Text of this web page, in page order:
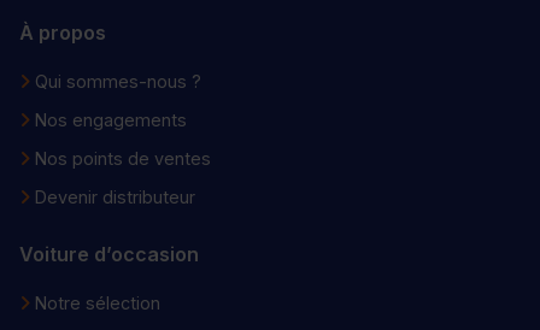
À propos
Qui sommes-nous ?
Nos engagements
Nos points de ventes
Devenir distributeur
Voiture d’occasion
Notre sélection